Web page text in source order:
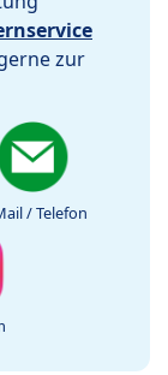
zur
/ Telefon